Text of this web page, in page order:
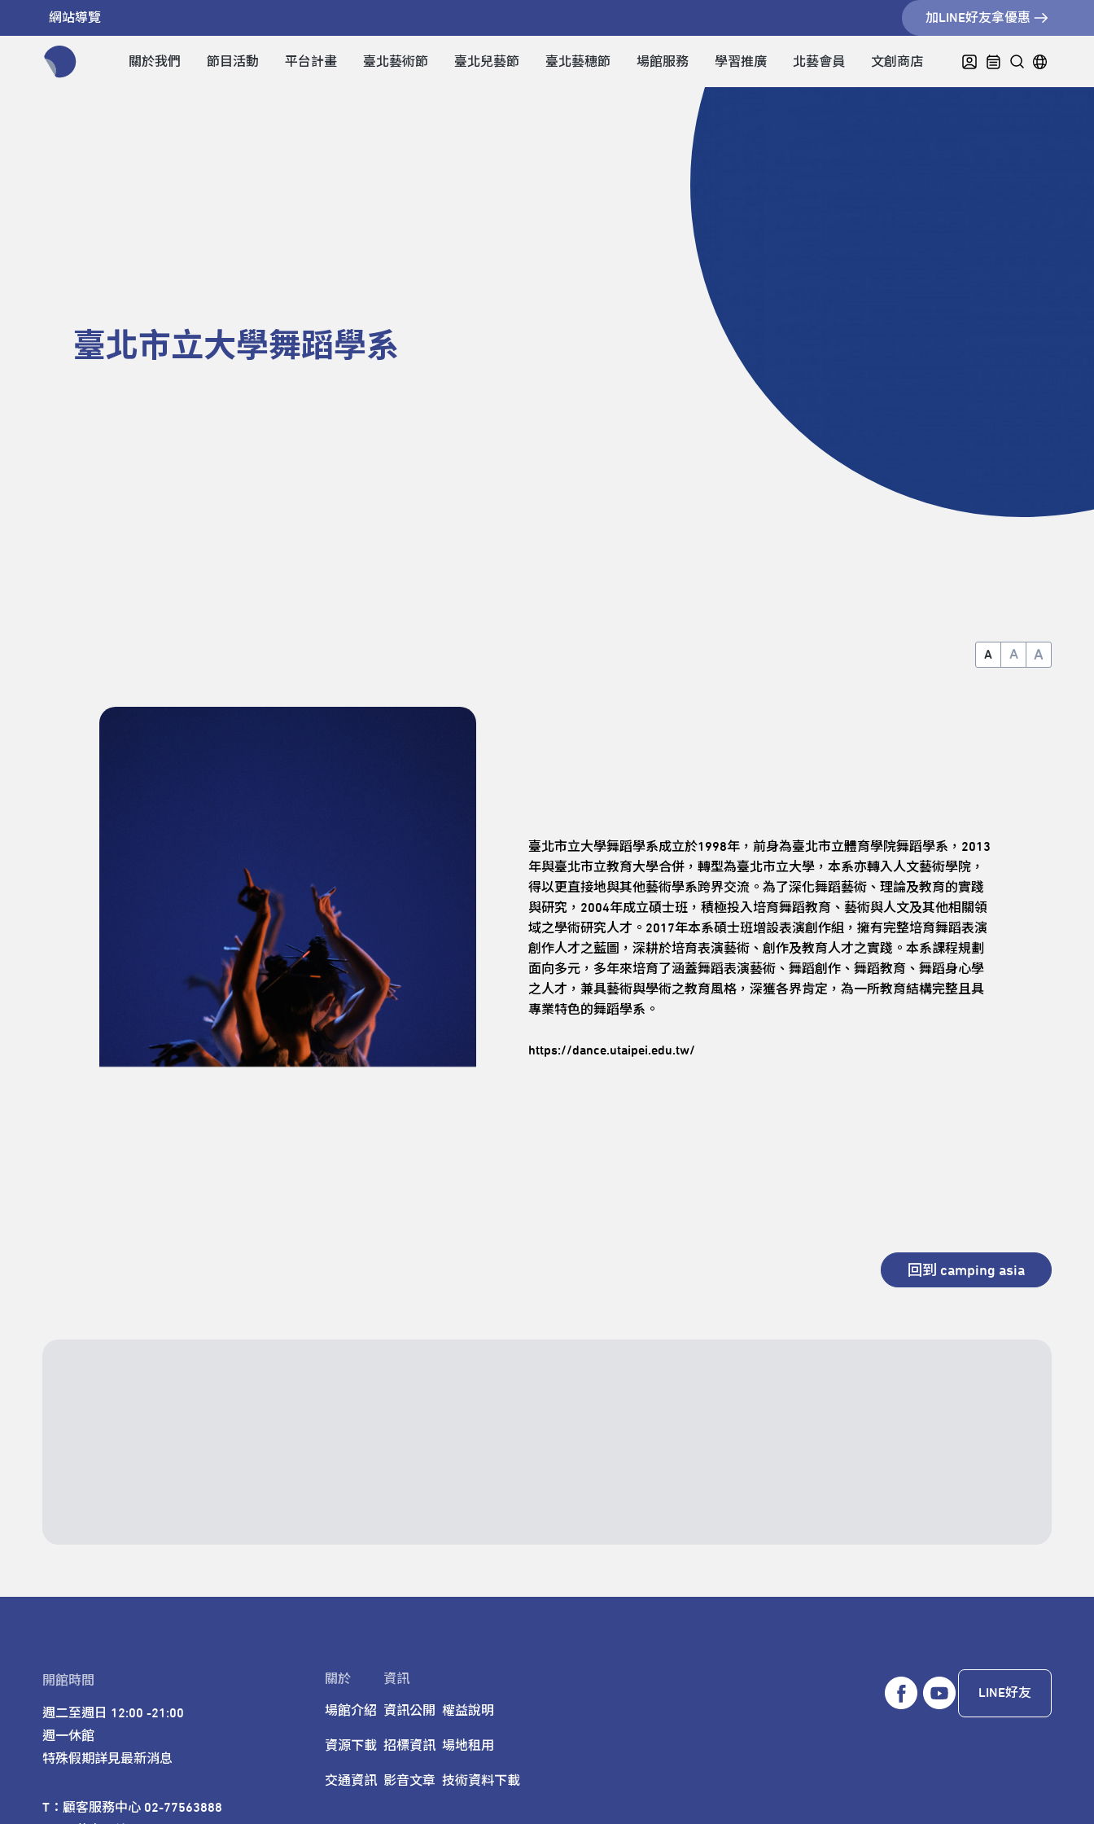
網站導覽 加LINE好友拿優惠
關於我們 節目活動 平台計畫 臺北藝術節 臺北兒藝節 臺北藝穗節 場館服務 學習推廣 北藝會員 文創商店
臺北市立大學舞蹈學系
A A A
臺北市立大學舞蹈學系成立於1998年，前身為臺北市立體育學院舞蹈學系，2013
年與臺北市立教育大學合併，轉型為臺北市立大學，本系亦轉入人文藝術學院，
得以更直接地與其他藝術學系跨界交流。為了深化舞蹈藝術、理論及教育的實踐
與研究，2004年成立碩士班，積極投入培育舞蹈教育、藝術與人文及其他相關領
域之學術研究人才。2017年本系碩士班增設表演創作組，擁有完整培育舞蹈表演
創作人才之藍圖，深耕於培育表演藝術、創作及教育人才之實踐。本系課程規劃
面向多元，多年來培育了涵蓋舞蹈表演藝術、舞蹈創作、舞蹈教育、舞蹈身心學
之人才，兼具藝術與學術之教育風格，深獲各界肯定，為一所教育結構完整且具
專業特色的舞蹈學系。
https://dance.utaipei.edu.tw/
回到 camping asia
開館時間
週二至週日 12:00 -21:00
週一休館
特殊假期詳見最新消息
T：顧客服務中心 02-77563888
關於
場館介紹
資源下載
交通資訊
資訊
資訊公開
招標資訊
影音文章
權益說明
場地租用
技術資料下載
LINE好友